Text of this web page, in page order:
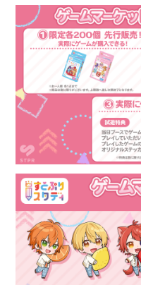
おさでい
とぅるりぷ -True&Lip
そあら
パルオ
はりま
STPR所属クリエイター
もりうさ